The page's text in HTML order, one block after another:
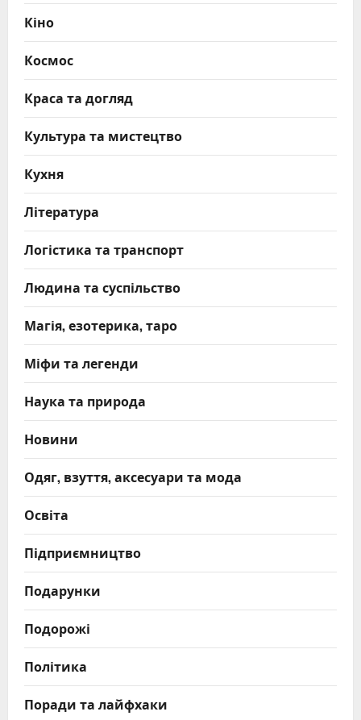
Кіно
Космос
Краса та догляд
Культура та мистецтво
Кухня
Література
Логістика та транспорт
Людина та суспільство
Магія, езотерика, таро
Міфи та легенди
Наука та природа
Новини
Одяг, взуття, аксесуари та мода
Освіта
Підприємництво
Подарунки
Подорожі
Політика
Поради та лайфхаки